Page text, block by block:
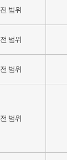
전 범위
전 범위
전 범위
전 범위